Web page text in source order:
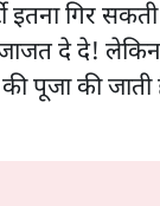
गिर
दे दे!
की पूजा की